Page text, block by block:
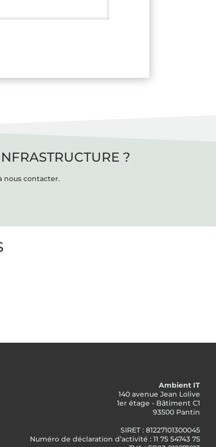
?
nous contacter.
Ambient IT
140 avenue Jean Lolive
1er étage - Bâtiment C1
93500 Pantin
SIRET : 81227101300045
Numéro de déclaration d’activité : 11 75 54743 75